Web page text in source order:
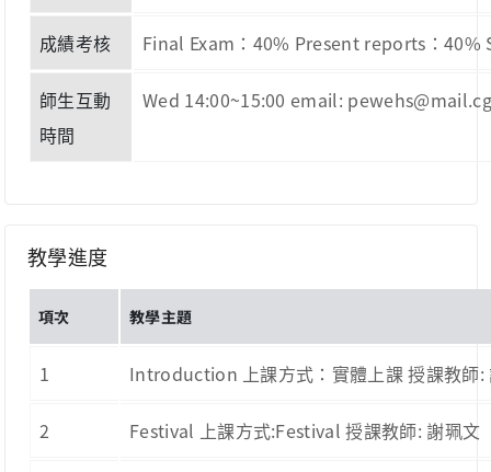
成績考核 Final Exam：40% Present reports：
師生互動
時間
Wed 14:00~15:00 email:
教學進度
項次 教學主題
1 Introduction 上課方式：實體上課 授課教師:
2 Festival 上課方式:Festival 授課教師: 謝珮文